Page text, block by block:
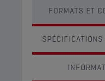
FORMATS ET